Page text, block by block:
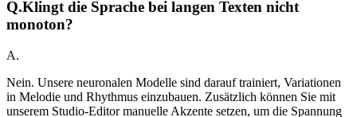
Q.Klingt die Sprache bei langen Texten nicht
monoton?
A.
Nein. Unsere neuronalen Modelle sind darauf trainiert, Variationen
in Melodie und Rhythmus einzubauen. Zusätzlich können Sie mit
unserem Studio-Editor manuelle Akzente setzen, um die Spannung